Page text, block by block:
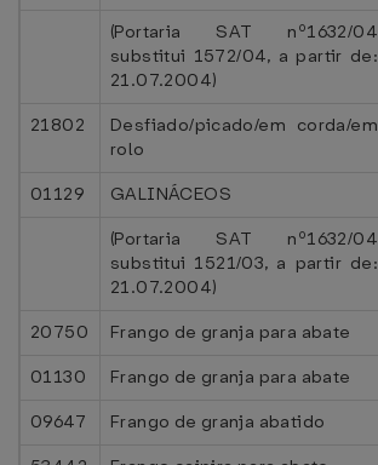
(Portaria SAT nº1632/04
substitui 1572/04, a partir de:
21.07.2004)
21802
Desfiado/picado/em corda/em
rolo
01129
GALINÁCEOS
(Portaria SAT nº1632/04
substitui 1521/03, a partir de:
21.07.2004)
20750
Frango de granja para abate
01130
Frango de granja para abate
09647
Frango de granja abatido